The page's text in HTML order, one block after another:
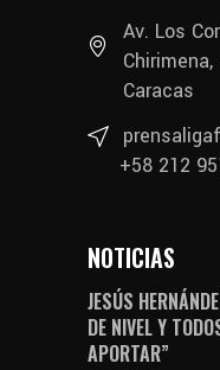
Av. Los
Caracas
+58 212
NOTICIAS
JESÚS
DE NIVEL Y
APORTAR”